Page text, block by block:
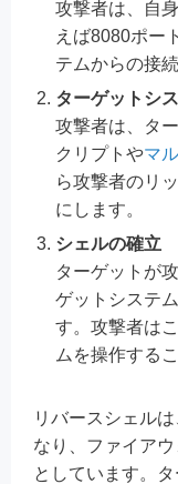
攻撃者は、自
えば8080ポー
テムからの接
ターゲットシ
攻撃者は、タ
クリプトやマ
ら攻撃者のリ
にします。
シェルの確立
ターゲットが
ゲットシステ
す。攻撃者は
ムを操作する
リバースシェル
なり、ファイア
としています。